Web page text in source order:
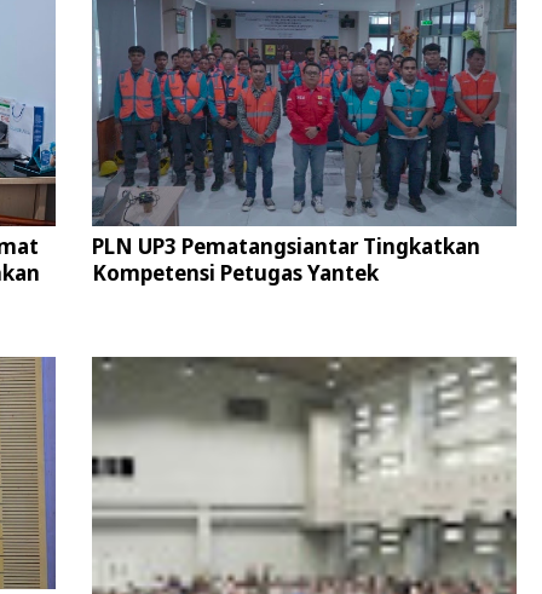
PLN UP3 Pematangsiantar Tingkatkan
Kompetensi Petugas Yantek